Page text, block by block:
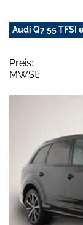
Audi Q7 55
Preis:
MWSt: